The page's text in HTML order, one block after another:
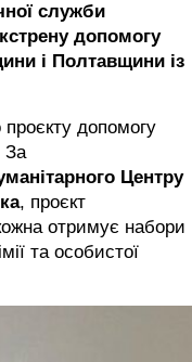
служби
допомогу
і Полтавщини із
допомогу
За
Центру
, проєкт
отримує набори
та особистої